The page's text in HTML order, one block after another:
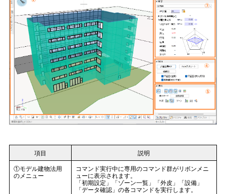
項目 説明
①モデル建物法用
のメニュー
コマンド実行中に専用のコマンド群がリボンメニ
ューに表示されます。
「初期設定」「ゾーン一覧」「外皮」「設備」
「データ確認」の各コマンドを実行します。